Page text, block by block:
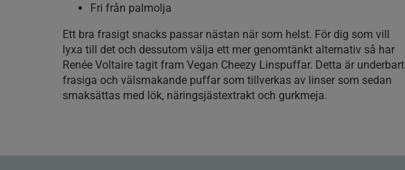
Fri från palmolja
Ett bra frasigt snacks passar nästan när som helst. För dig som vill
lyxa till det och dessutom välja ett mer genomtänkt alternativ så har
Renée Voltaire tagit fram Vegan Cheezy Linspuffar. Detta är underbart
frasiga och välsmakande puffar som tillverkas av linser som sedan
smaksättas med lök, näringsjästextrakt och gurkmeja.